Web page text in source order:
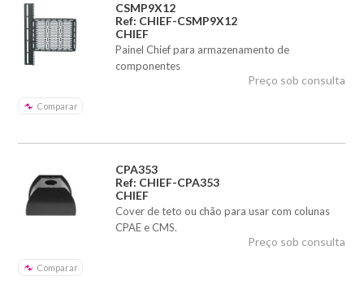
CSMP9X12
Ref: CHIEF-CSMP9X12
CHIEF
Painel Chief para armazenamento de
componentes
Comparar
Preço sob consulta
CPA353
Ref: CHIEF-CPA353
CHIEF
Cover de teto ou chão para usar com colunas
CPAE e CMS.
Comparar
Preço sob consulta